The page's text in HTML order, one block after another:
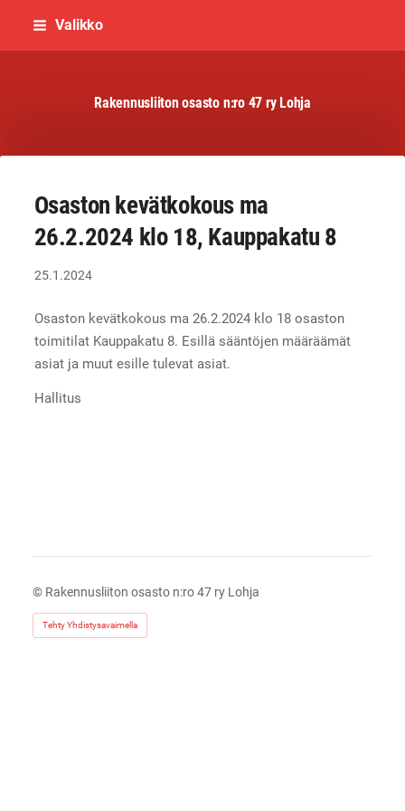
Siirry
Valikko
Rakennusliiton osasto n:ro 47 ry Lohja
Osaston kevätkokous ma
26.2.2024 klo 18, Kauppakatu 8
25.1.2024
Osaston kevätkokous ma 26.2.2024 klo 18 osaston
toimitilat Kauppakatu 8. Esillä sääntöjen määräämät
asiat ja muut esille tulevat asiat.
Hallitus
© Rakennusliiton osasto n:ro 47 ry Lohja
Tehty Yhdistysavaimella